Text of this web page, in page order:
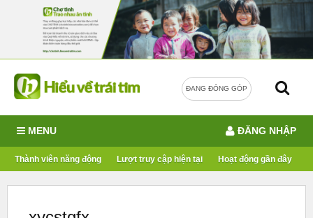
ĐANG ĐÓNG GÓP
MENU
Thành viên năng động Lượt truy cập hiện tại Hoạt động gần đây
ĐĂNG NHẬP